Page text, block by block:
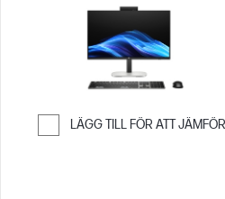
LÄGG TILL FÖR ATT